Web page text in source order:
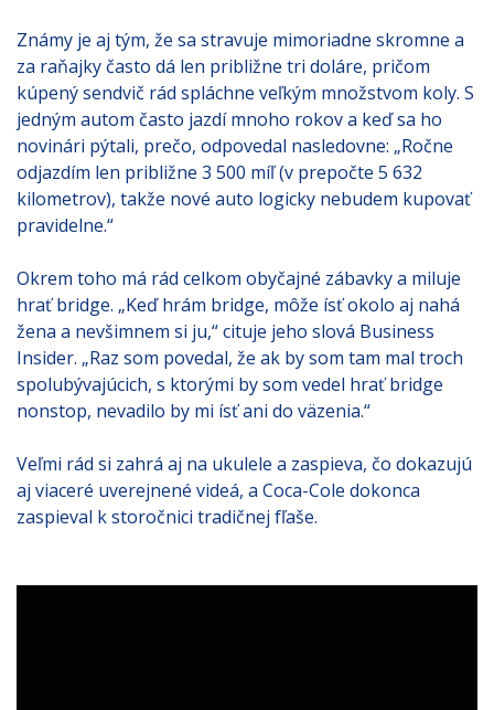
Známy je aj tým, že sa stravuje mimoriadne skromne a
za raňajky často dá len približne tri doláre, pričom
kúpený sendvič rád spláchne veľkým množstvom koly. S
jedným autom často jazdí mnoho rokov a keď sa ho
novinári pýtali, prečo, odpovedal nasledovne: „Ročne
odjazdím len približne 3 500 míľ (v prepočte 5 632
kilometrov), takže nové auto logicky nebudem kupovať
pravidelne.“
Okrem toho má rád celkom obyčajné zábavky a miluje
hrať bridge. „Keď hrám bridge, môže ísť okolo aj nahá
žena a nevšimnem si ju,“ cituje jeho slová Business
Insider. „Raz som povedal, že ak by som tam mal troch
spolubývajúcich, s ktorými by som vedel hrať bridge
nonstop, nevadilo by mi ísť ani do väzenia.“
Veľmi rád si zahrá aj na ukulele a zaspieva, čo dokazujú
aj viaceré uverejnené videá, a Coca-Cole dokonca
zaspieval k storočnici tradičnej fľaše.